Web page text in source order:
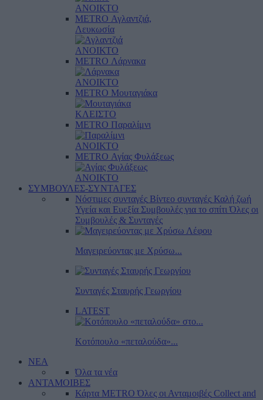
ΑΝΟΙΚΤΟ
METRO Αγλαντζιά,
Λευκωσία
ΑΝΟΙΚΤΟ
METRO Λάρνακα
ΑΝΟΙΚΤΟ
METRO Μουταγιάκα
ΚΛΕΙΣΤΟ
METRO Παραλίμνι
ΑΝΟΙΚΤΟ
METRO Αγίας Φυλάξεως
ΑΝΟΙΚΤΟ
ΣΥΜΒΟΥΛΕΣ-ΣΥΝΤΑΓΕΣ
Νόστιμες συνταγές Βίντεο συνταγές Καλή ζωή
Υγεία και Ευεξία Συμβουλές για το σπίτι Όλες οι
Συμβουλές & Συνταγές
Μαγειρεύοντας με Χρύσω...
Συνταγές Σταυρής Γεωργίου
LATEST
Κοτόπουλο «πεταλούδα»...
ΝΕΑ
Όλα τα νέα
ΑΝΤΑΜΟΙΒΕΣ
Κάρτα METRO Όλες οι Ανταμοιβές Collect and